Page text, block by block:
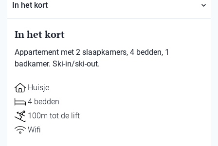
In het kort
In het kort
Appartement met 2 slaapkamers, 4 bedden, 1
badkamer. Ski-in/ski-out.
Huisje
4 bedden
100m tot de lift
Wifi